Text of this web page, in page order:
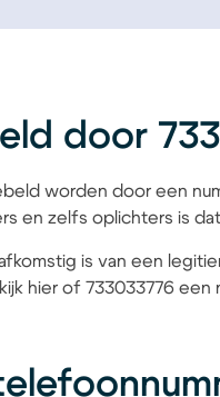
door
worden door een
en zelfs oplichters is
is van een
hier of 733033776